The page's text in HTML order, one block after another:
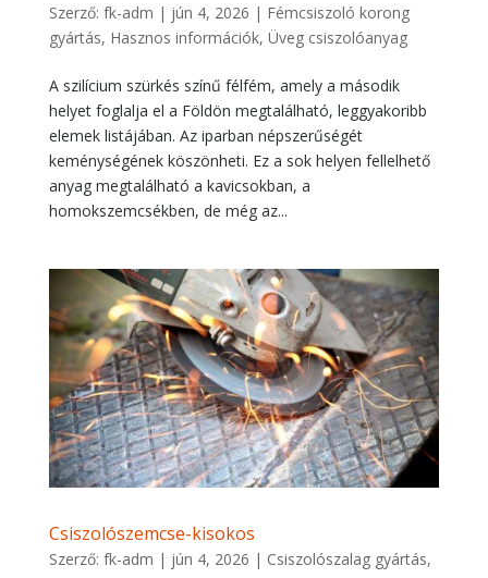
Szerző: fk-adm | jún 4, 2026 | Fémcsiszoló korong
gyártás, Hasznos információk, Üveg csiszolóanyag
A szilícium szürkés színű félfém, amely a második
helyet foglalja el a Földön megtalálható, leggyakoribb
elemek listájában. Az iparban népszerűségét
keménységének köszönheti. Ez a sok helyen fellelhető
anyag megtalálható a kavicsokban, a
homokszemcsékben, de még az...
Csiszolószemcse-kisokos
Szerző: fk-adm | jún 4, 2026 | Csiszolószalag gyártás,